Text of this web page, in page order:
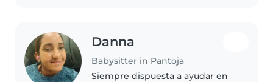
Danna
Babysitter in Pantoja
Siempre dispuesta a ayudar en